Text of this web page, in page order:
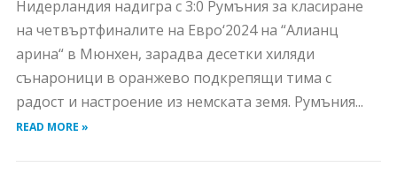
Нидерландия надигра с 3:0 Румъния за класиране
на четвъртфиналите на Евро‘2024 на “Алианц
арина“ в Мюнхен, зарадва десетки хиляди
сънароници в оранжево подкрепящи тима с
радост и настроение из немската земя. Румъния...
READ MORE »